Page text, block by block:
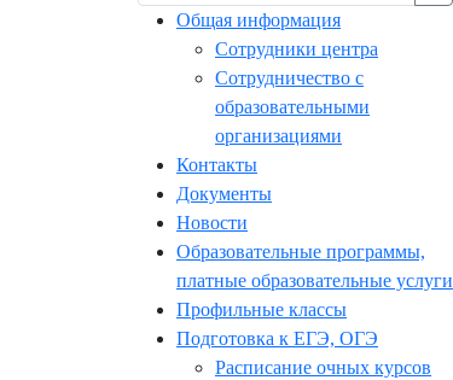
Общая информация
Сотрудники центра
Сотрудничество с
образовательными
организациями
Контакты
Документы
Новости
Образовательные программы,
платные образовательные услуги
Профильные классы
Подготовка к ЕГЭ, ОГЭ
Расписание очных курсов